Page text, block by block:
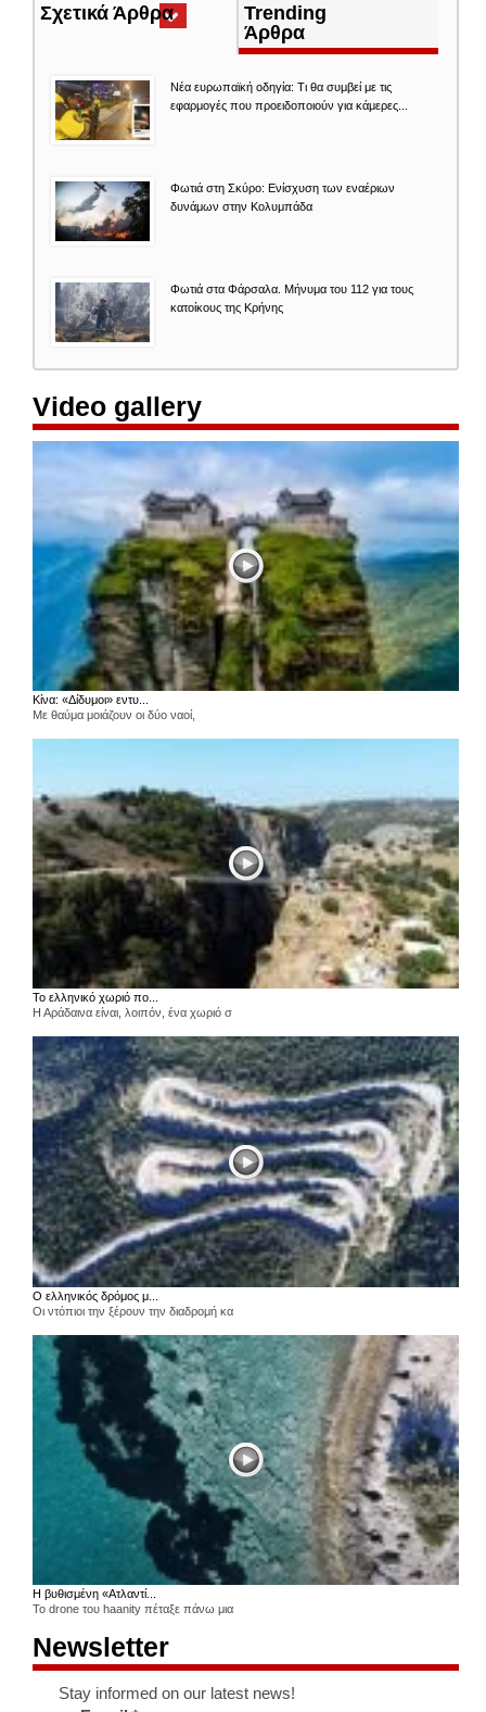
Σχετικά Άρθρα(ενεργή
καρτέλα)
Trending
Άρθρα
Νέα ευρωπαϊκή οδηγία: Τι θα συμβεί με τις
εφαρμογές που προειδοποιούν για κάμερες...
Φωτιά στη Σκύρο: Ενίσχυση των εναέριων
δυνάμων στην Κολυμπάδα
Φωτιά στα Φάρσαλα. Μήνυμα του 112 για τους
κατοίκους της Κρήνης
Video gallery
Κίνα: «Δίδυμοι» εντυ...
Με θαύμα μοιάζουν οι δύο ναοί,
Το ελληνικό χωριό πο...
Η Αράδαινα είναι, λοιπόν, ένα χωριό σ
Ο ελληνικός δρόμος μ...
Οι ντόπιοι την ξέρουν την διαδρομή κα
Η βυθισμένη «Ατλαντί...
Το drone του haanity πέταξε πάνω μια
Newsletter
Stay informed on our latest news!